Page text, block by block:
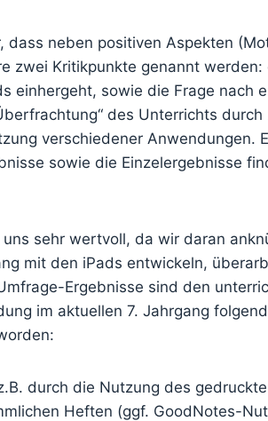
dass neben positiven Aspekten
zwei Kritikpunkte genannt werden:
einhergeht, sowie die Frage nach
des Unterrichts durch
verschiedener Anwendungen.
sowie die Einzelergebnisse
sehr wertvoll, da wir daran
mit den iPads entwickeln,
Ergebnisse sind den
im aktuellen 7. Jahrgang
durch die Nutzung des
Heften (ggf. GoodNotes-